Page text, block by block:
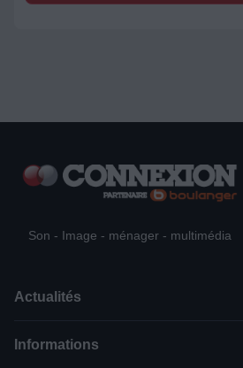
Son - Image - ménager - multimédia
Actualités
Informations